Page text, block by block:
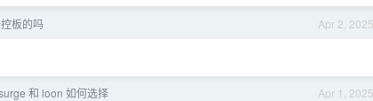
Apr 2, 2025
板的吗
Apr 1, 2025
和 loon 如何选择